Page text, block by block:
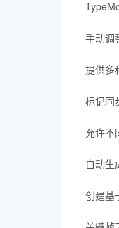
手动调
提供多
标记同
允许不
自动生
创建基